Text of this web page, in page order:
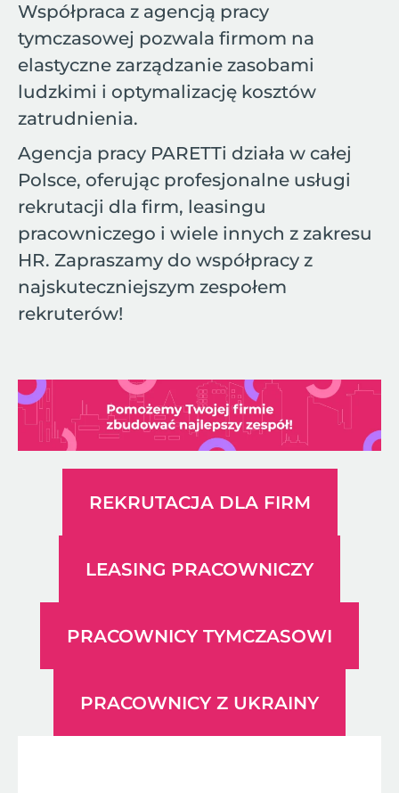
Współpraca z agencją pracy
tymczasowej pozwala firmom na
elastyczne zarządzanie zasobami
ludzkimi i optymalizację kosztów
zatrudnienia.
Agencja pracy PARETTi działa w całej
Polsce, oferując profesjonalne usługi
rekrutacji dla firm, leasingu
pracowniczego i wiele innych z zakresu
HR. Zapraszamy do współpracy z
najskuteczniejszym zespołem
rekruterów!
REKRUTACJA DLA FIRM
LEASING PRACOWNICZY
PRACOWNICY TYMCZASOWI
PRACOWNICY Z UKRAINY